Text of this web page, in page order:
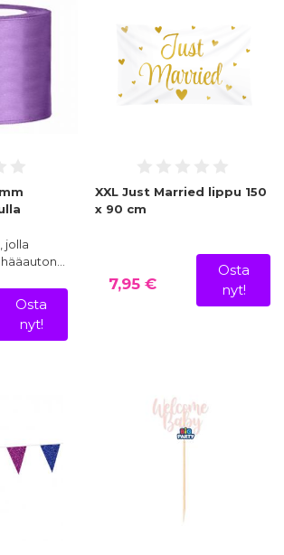
jolla
Osta
nyt!
XXL Just Married lippu 150
x 90 cm
7,95 €
Osta
nyt!